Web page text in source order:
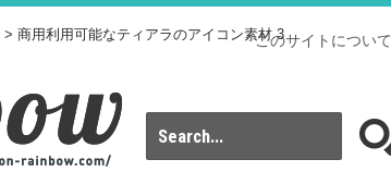
このサイトについて
> 商用利用可能なティアラのアイコン素材 3